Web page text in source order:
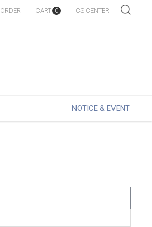
ORDER CART 0 CS CENTER
NOTICE & EVENT